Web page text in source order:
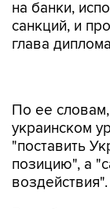
на банки,
санкций, и
глава
"поставить
позицию", а
воздействия".
В сообщении